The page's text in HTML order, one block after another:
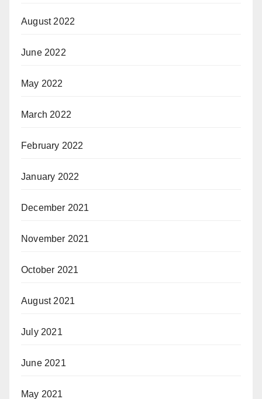
August 2022
June 2022
May 2022
March 2022
February 2022
January 2022
December 2021
November 2021
October 2021
August 2021
July 2021
June 2021
May 2021